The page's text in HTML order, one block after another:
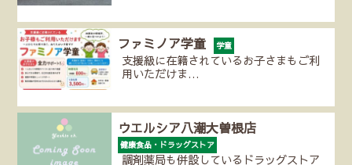
ファミノア学童 学童
支援級に在籍されているお子さまもご利
用いただけま…
ウエルシア八潮大曽根店
健康食品・ドラッグストア
調剤薬局も併設しているドラッグストア